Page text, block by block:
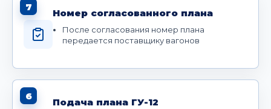
7
Номер согласованного плана
После согласования номер плана
передается поставщику вагонов
6
Подача плана ГУ-12